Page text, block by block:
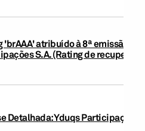
'brAAA' atribuído à 8ª emissão
S.A. (Rating de
Detalhada: Yduqs Participações